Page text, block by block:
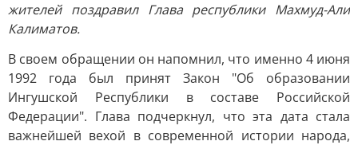
жителей поздравил Глава республики Махмуд-Али
Калиматов.
В своем обращении он напомнил, что именно 4 июня
1992 года был принят Закон "Об образовании
Ингушской Республики в составе Российской
Федерации". Глава подчеркнул, что эта дата стала
важнейшей вехой в современной истории народа,